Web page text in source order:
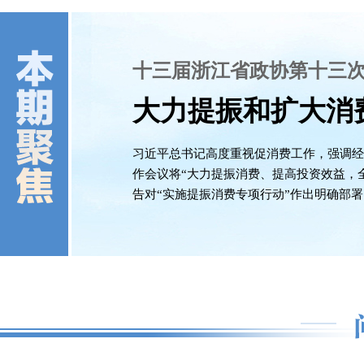
十三届浙江省政协第十三
大力提振和扩大消
习近平总书记高度重视促消费工作，强调
作会议将“大力提振消费、提高投资效益
告对“实施提振消费专项行动”作出明确部